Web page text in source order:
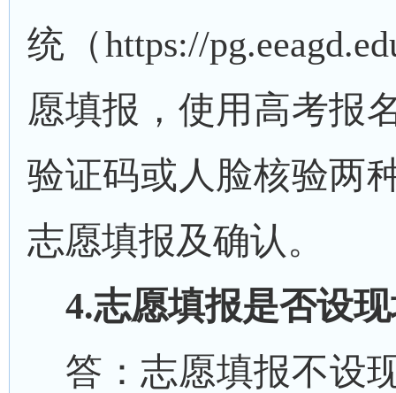
统 （https://
愿填报，使用高考报
验证码或人脸核验两
志愿填报及确认。
4.志愿填报是否设
答： 志愿填报不设